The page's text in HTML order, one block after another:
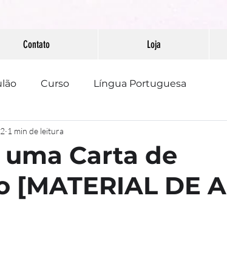
Contato Loja
Curso Língua Portuguesa
Pontuação
Carta de
[MATERIAL DE
1 min de leitura